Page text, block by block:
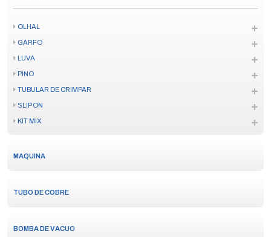
OLHAL
GARFO
LUVA
PINO
TUBULAR DE CRIMPAR
SLIP ON
KIT MIX
MAQUINA
TUBO DE COBRE
BOMBA DE VACUO